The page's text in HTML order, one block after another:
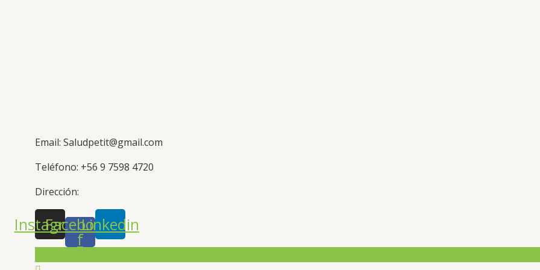
Email: Saludpetit@gmail.com
Teléfono: +56 9 7598 4720
Dirección:
Instagram
Facebook-
f
Linkedin